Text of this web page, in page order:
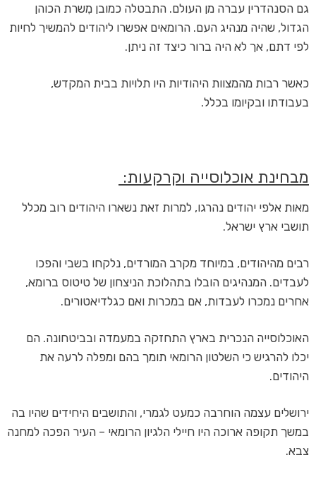
גם הסנהדרין עברה מן העולם. התבטלה כמובן מִשרת הכוהן
הגדול, שהיה מנהיג העם. הרומאים אפשרו ליהודים להמשיך לחיות
לפי דתם, אך לא היה ברור כיצד זה ניתן.
כאשר רבות מהמצוות היהודיות היו תלויות בבית המקדש,
בעבודתו ובקיומו בכלל.
מבחינת אוכלוסייה וקרקעות:
מאות אלפי יהודים נהרגו, למרות זאת נשארו היהודים רוב מכלל
תושבי ארץ ישראל.
רבים מהיהודים, במיוחד מקרב המורדים, נלקחו בשבי והפכו
לעבדים. המנהיגים הובלו בתהלוכת הניצחון של טיטוס ברומא,
אחרים נמכרו לעבדות, אם במכרות ואם כגלדיאטורים.
האוכלוסייה הנכרית בארץ התחזקה במעמדה ובביטחונה. הם
יכלו להרגיש כי השלטון הרומאי תומך בהם ומפלה לרעה את
היהודים.
ירושלים עצמה הוחרבה כמעט לגמרי, והתושבים היחידים שהיו בה
במשך תקופה ארוכה היו חיילי הלגיון הרומאי – העיר הפכה למחנה
צבא.